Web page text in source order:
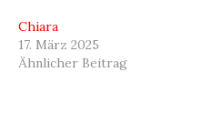
Chiara
17. März 2025
Ähnlicher Beitrag